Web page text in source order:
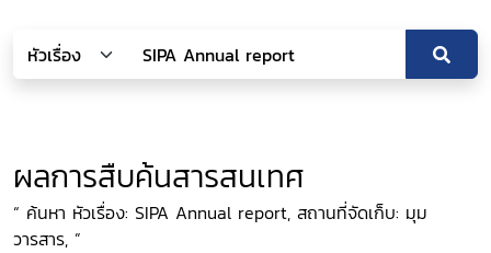
ผลการสืบค้นสารสนเทศ
“ ค้นหา หัวเรื่อง: SIPA Annual report, สถานที่จัดเก็บ: มุม
วารสาร, ”